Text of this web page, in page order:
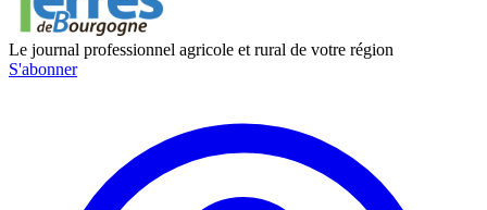
Le journal professionnel agricole et rural de votre région
S'abonner